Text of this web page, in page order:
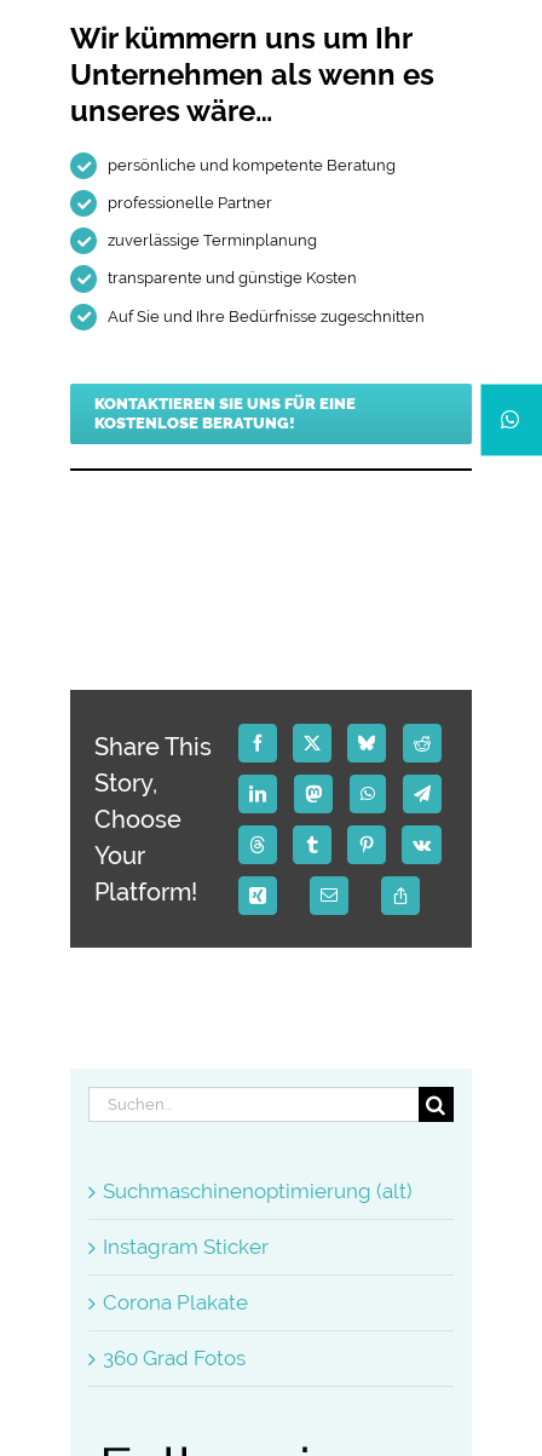
Wir kümmern uns um Ihr
Unternehmen als wenn es
unseres wäre…
persönliche und kompetente Beratung
professionelle Partner
zuverlässige Terminplanung
transparente und günstige Kosten
Auf Sie und Ihre Bedürfnisse zugeschnitten
KONTAKTIEREN SIE UNS FÜR EINE
KOSTENLOSE BERATUNG!
Share This
Story,
Choose
Your
Platform!
Suche
Suchmaschinenoptimierung (alt)
Instagram Sticker
Corona Plakate
360 Grad Fotos